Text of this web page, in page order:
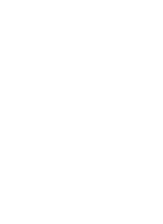
- Murus gallicus